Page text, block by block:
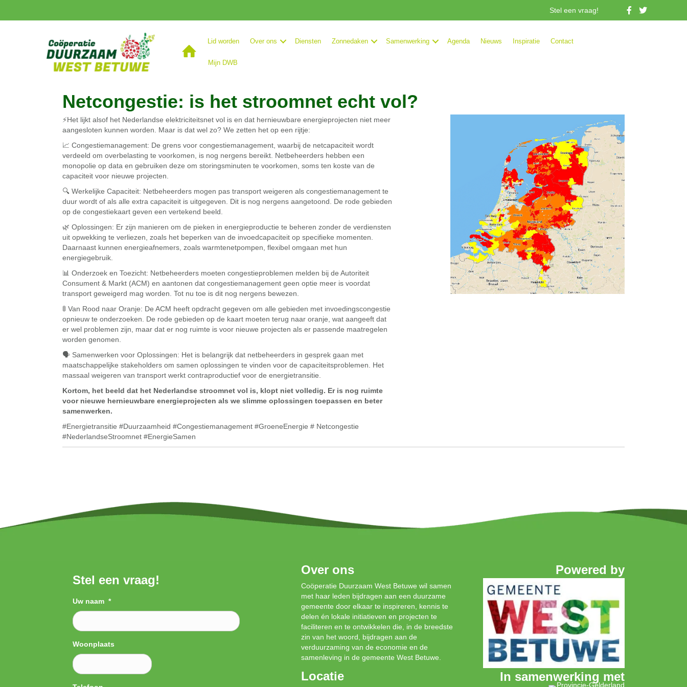
Stel een vraag!
Lid worden Over ons Diensten Zonnedaken Samenwerking Agenda Nieuws Inspiratie Contact
Mijn DWB
Netcongestie: is het stroomnet echt vol?
⚡Het lijkt alsof het Nederlandse elektriciteitsnet vol is en dat hernieuwbare energieprojecten niet meer
aangesloten kunnen worden. Maar is dat wel zo? We zetten het op een rijtje:
📈 Congestiemanagement: De grens voor congestiemanagement, waarbij de netcapaciteit wordt
verdeeld om overbelasting te voorkomen, is nog nergens bereikt. Netbeheerders hebben een
monopolie op data en gebruiken deze om storingsminuten te voorkomen, soms ten koste van de
capaciteit voor nieuwe projecten.
🔍 Werkelijke Capaciteit: Netbeheerders mogen pas transport weigeren als congestiemanagement te
duur wordt of als alle extra capaciteit is uitgegeven. Dit is nog nergens aangetoond. De rode gebieden
op de congestiekaart geven een vertekend beeld.
🌿 Oplossingen: Er zijn manieren om de pieken in energieproductie te beheren zonder de verdiensten
uit opwekking te verliezen, zoals het beperken van de invoedcapaciteit op specifieke momenten.
Daarnaast kunnen energieafnemers, zoals warmtenetpompen, flexibel omgaan met hun
energiegebruik.
📊 Onderzoek en Toezicht: Netbeheerders moeten congestieproblemen melden bij de Autoriteit
Consument & Markt (ACM) en aantonen dat congestiemanagement geen optie meer is voordat
transport geweigerd mag worden. Tot nu toe is dit nog nergens bewezen.
🚦 Van Rood naar Oranje: De ACM heeft opdracht gegeven om alle gebieden met invoedingscongestie
opnieuw te onderzoeken. De rode gebieden op de kaart moeten terug naar oranje, wat aangeeft dat
er wel problemen zijn, maar dat er nog ruimte is voor nieuwe projecten als er passende maatregelen
worden genomen.
🗣 Samenwerken voor Oplossingen: Het is belangrijk dat netbeheerders in gesprek gaan met
maatschappelijke stakeholders om samen oplossingen te vinden voor de capaciteitsproblemen. Het
massaal weigeren van transport werkt contraproductief voor de energietransitie.
Kortom, het beeld dat het Nederlandse stroomnet vol is, klopt niet volledig. Er is nog ruimte
voor nieuwe hernieuwbare energieprojecten als we slimme oplossingen toepassen en beter
samenwerken.
#Energietransitie #Duurzaamheid #Congestiemanagement #GroeneEnergie # Netcongestie
#NederlandseStroomnet #EnergieSamen
Stel een vraag!
Uw naam *
Woonplaats
Over ons
Coöperatie Duurzaam West Betuwe wil samen
met haar leden bijdragen aan een duurzame
gemeente door elkaar te inspireren, kennis te
delen én lokale initiatieven en projecten te
faciliteren en te ontwikkelen die, in de breedste
zin van het woord, bijdragen aan de
verduurzaming van de economie en de
samenleving in de gemeente West Betuwe.
Locatie
Powered by
In samenwerking met